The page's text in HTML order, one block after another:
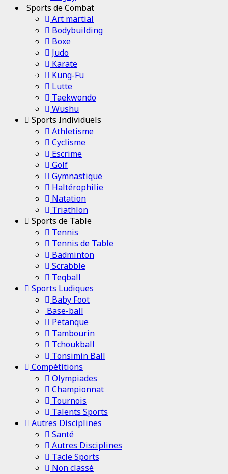
Sports de Combat
Art martial
Bodybuilding
Boxe
Judo
Karate
Kung-Fu
Lutte
Taekwondo
Wushu
Sports Individuels
Athletisme
Cyclisme
Escrime
Golf
Gymnastique
Haltérophilie
Natation
Triathlon
Sports de Table
Tennis
Tennis de Table
Badminton
Scrabble
Teqball
Sports Ludiques
Baby Foot
Base-ball
Petanque
Tambourin
Tchoukball
Tonsimin Ball
Compétitions
Olympiades
Championnat
Tournois
Talents Sports
Autres Disciplines
Santé
Autres Disciplines
Tacle Sports
Non classé